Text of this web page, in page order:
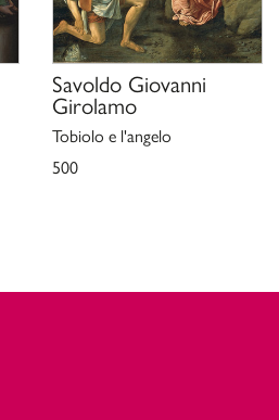
Savoldo Giovanni
Girolamo
Tobiolo e l'angelo
500